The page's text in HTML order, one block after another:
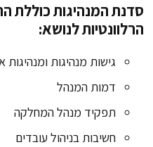
סדנת המנהיגות כוללת
הרלוונטיות לנושא:
גישות מנהיגות ומנהיגות
דמות המנהל
תפקיד מנהל המחלקה
חשיבות בניהול עובדים